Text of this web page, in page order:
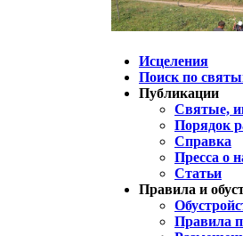
Исцеления
Поиск по
Публикации
Святые,
Порядок
Справка
Пресса о
Статьи
Правила и
Правила